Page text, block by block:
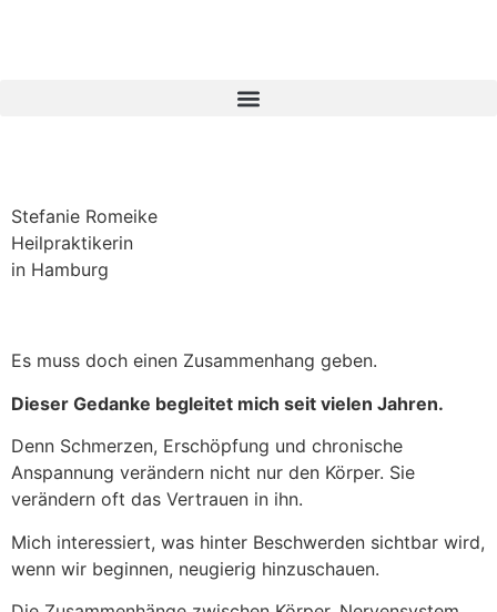
Stefanie Romeike
Heilpraktikerin
in Hamburg
Es muss doch einen Zusammenhang geben.
Dieser Gedanke begleitet mich seit vielen Jahren.
Denn Schmerzen, Erschöpfung und chronische
Anspannung verändern nicht nur den Körper. Sie
verändern oft das Vertrauen in ihn.
Mich interessiert, was hinter Beschwerden sichtbar wird,
wenn wir beginnen, neugierig hinzuschauen.